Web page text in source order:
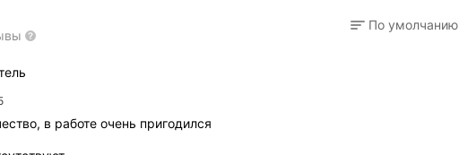
По умолчанию
в работе очень пригодился